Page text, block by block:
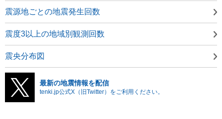
震源地ごとの地震発生回数
震度3以上の地域別観測回数
震央分布図
最新の地震情報を配信
tenki.jp公式X（旧Twitter）をご利用ください。